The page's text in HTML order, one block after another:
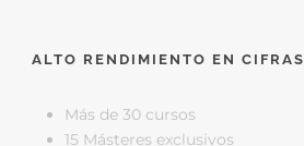
ALTO RENDIMIENTO EN CIFRAS
Más de 30 cursos
15 Másteres exclusivos